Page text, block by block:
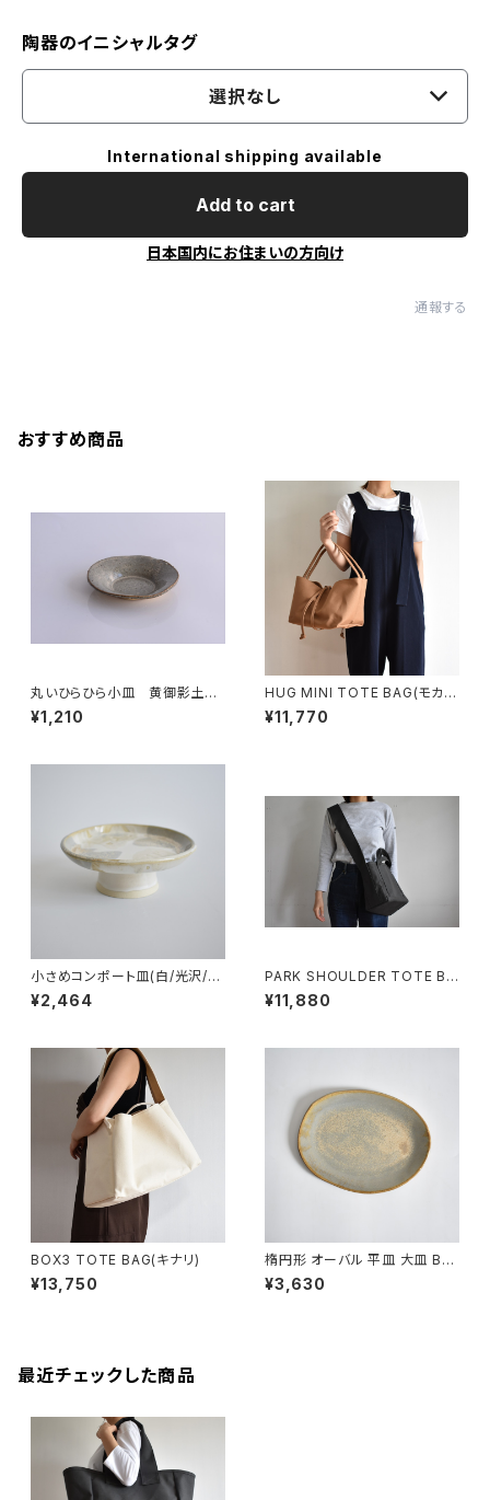
陶器のイニシャルタグ
選択なし
International shipping available
Add to cart
日本国内にお住まいの方向け
通報する
おすすめ商品
丸いひらひら小皿 黄御影土×
白鼠結晶釉
¥1,210
HUG MINI TOTE BAG(モカ/
ブラウン)
¥11,770
小さめコンポート皿(白/光沢/グ
レー/ベージュ)
¥2,464
PARK SHOULDER TOTE BA
G (チャコール/グレー)
¥11,880
BOX3 TOTE BAG(キナリ)
¥13,750
楕円形 オーバル 平皿 大皿 BS
P089
¥3,630
最近チェックした商品